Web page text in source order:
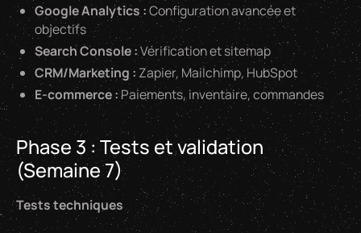
Google Analytics :Configuration avancée et
objectifs
Search Console :Vérification et sitemap
CRM/Marketing :Zapier, Mailchimp, HubSpot
E-commerce :Paiements, inventaire, commandes
Phase 3 : Tests et validation
(Semaine 7)
Tests techniques